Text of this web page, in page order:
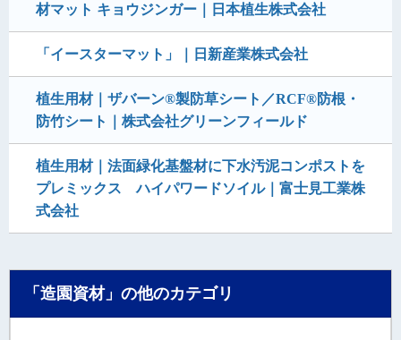
材マット キョウジンガー｜日本植生株式会社
「イースターマット」｜日新産業株式会社
植生用材｜ザバーン®製防草シート／RCF®防根・
防竹シート｜株式会社グリーンフィールド
植生用材｜法面緑化基盤材に下水汚泥コンポストを
プレミックス ハイパワードソイル｜富士見工業株
式会社
「造園資材」の他のカテゴリ